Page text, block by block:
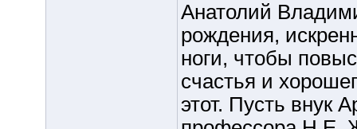
Анатолий
рождения,
ноги, чтобы
счастья и
этот. Пусть внук